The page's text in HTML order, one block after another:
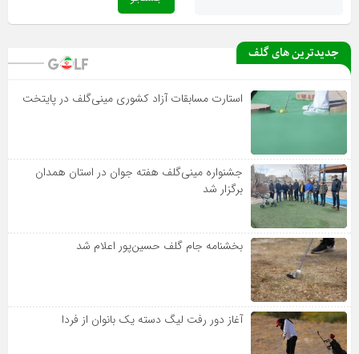
جدیدترین های گلف
استارت مسابقات آزاد کشوری مینی‌گلف در پایتخت
جشنواره مینی‌گلف هفته جوان در استان همدان
برگزار شد
بخشنامه جام گلف حسین‌پور اعلام شد
آغاز دور رفت لیگ دسته یک بانوان از فردا